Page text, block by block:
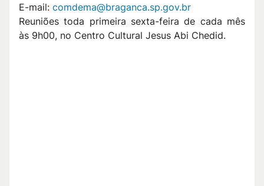
E-mail: comdema@braganca.sp.gov.br
Reuniões toda primeira sexta-feira de cada mês
às 9h00, no Centro Cultural Jesus Abi Chedid.